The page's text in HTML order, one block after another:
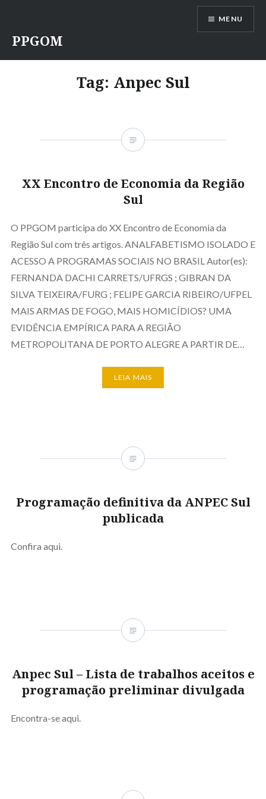
conteúdo
PPGOM
MENU
Tag: Anpec Sul
XX Encontro de Economia da Região
Sul
O PPGOM participa do XX Encontro de Economia da
Região Sul com três artigos. ANALFABETISMO ISOLADO E
ACESSO A PROGRAMAS SOCIAIS NO BRASIL Autor(es):
FERNANDA DACHI CARRETS/UFRGS ; GIBRAN DA
SILVA TEIXEIRA/FURG ; FELIPE GARCIA RIBEIRO/UFPEL
MAIS ARMAS DE FOGO, MAIS HOMICÍDIOS? UMA
EVIDÊNCIA EMPÍRICA PARA A REGIÃO
METROPOLITANA DE PORTO ALEGRE A PARTIR DE…
LEIA MAIS
Programação definitiva da ANPEC Sul
publicada
Confira aqui.
Anpec Sul – Lista de trabalhos aceitos e
programação preliminar divulgada
Encontra-se aqui.